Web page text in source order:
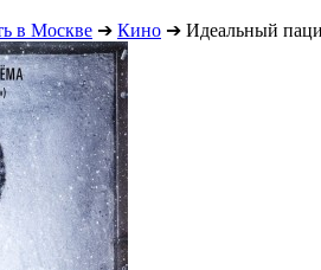
в Москве ➔ Кино ➔ Идеальный